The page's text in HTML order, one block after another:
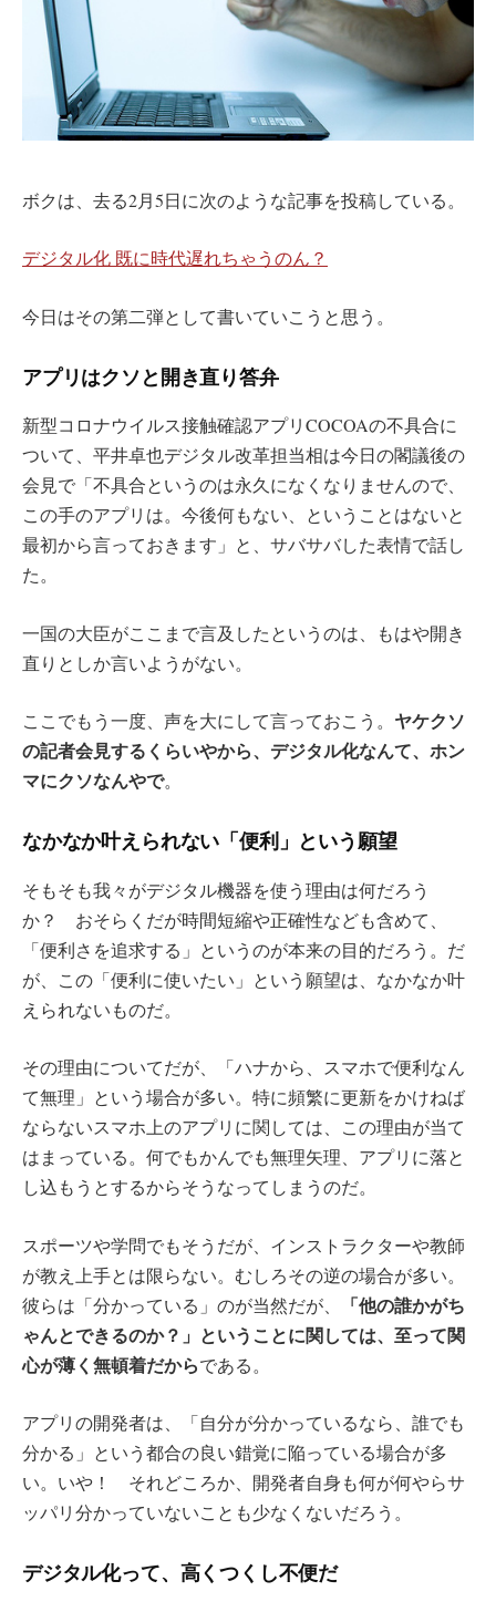
ボクは、去る2月5日に次のような記事を投稿している。
デジタル化 既に時代遅れちゃうのん？
今日はその第二弾として書いていこうと思う。
アプリはクソと開き直り答弁
新型コロナウイルス接触確認アプリCOCOAの不具合に
ついて、平井卓也デジタル改革担当相は今日の閣議後の
会見で「不具合というのは永久になくなりませんので、
この手のアプリは。今後何もない、ということはないと
最初から言っておきます」と、サバサバした表情で話し
た。
一国の大臣がここまで言及したというのは、もはや開き
直りとしか言いようがない。
ここでもう一度、声を大にして言っておこう。 ヤケクソ
の記者会見するくらいやから、デジタル化なんて、ホン
マにクソなんやで。
なかなか叶えられない「便利」という願望
そもそも我々がデジタル機器を使う理由は何だろう
か？ おそらくだが時間短縮や正確性なども含めて、
「便利さを追求する」というのが本来の目的だろう。だ
が、この「便利に使いたい」という願望は、なかなか叶
えられないものだ。
その理由についてだが、「ハナから、スマホで便利なん
て無理」という場合が多い。特に頻繁に更新をかけねば
ならないスマホ上のアプリに関しては、この理由が当て
はまっている。何でもかんでも無理矢理、アプリに落と
し込もうとするからそうなってしまうのだ。
スポーツや学問でもそうだが、インストラクターや教師
が教え上手とは限らない。むしろその逆の場合が多い。
彼らは「分かっている」のが当然だが、
「他の誰かがち
ゃんとできるのか？」ということに関しては、至って関
心が薄く無頓着だからである。
アプリの開発者は、「自分が分かっているなら、誰でも
分かる」という都合の良い錯覚に陥っている場合が多
い。いや！ それどころか、開発者自身も何が何やらサ
ッパリ分かっていないことも少なくないだろう。
デジタル化って、高くつくし不便だ